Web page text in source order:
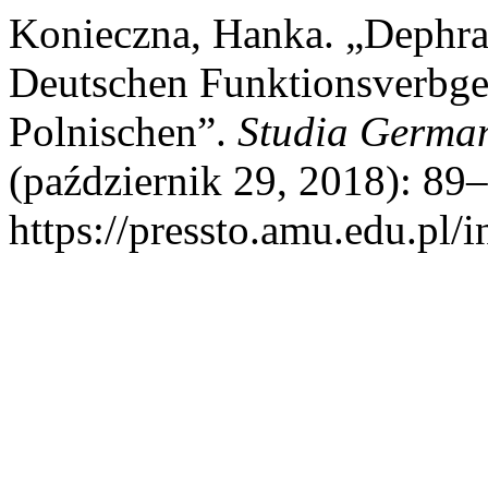
Konieczna, Hanka.
Deutschen
Polnischen”. Studia
(październik 29, 2018):
https://